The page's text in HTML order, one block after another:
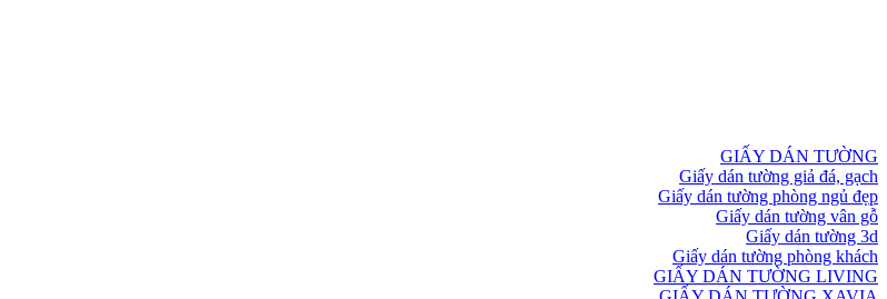
GIẤY DÁN TƯỜNG
Giấy dán tường giả đá, gạch
Giấy dán tường phòng ngủ đẹp
Giấy dán tường vân gỗ
Giấy dán tường 3d
Giấy dán tường phòng khách
GIẤY DÁN TƯỜNG LIVING